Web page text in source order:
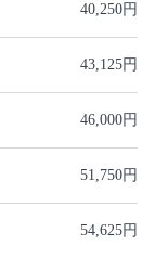
40,250円
43,125円
46,000円
51,750円
54,625円